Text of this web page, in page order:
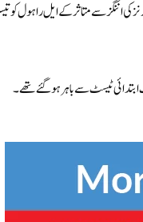
میں مزید دعویٰ کیا گیا ہے کہ پرتھ ٹیسٹ کی دوسری اننگز